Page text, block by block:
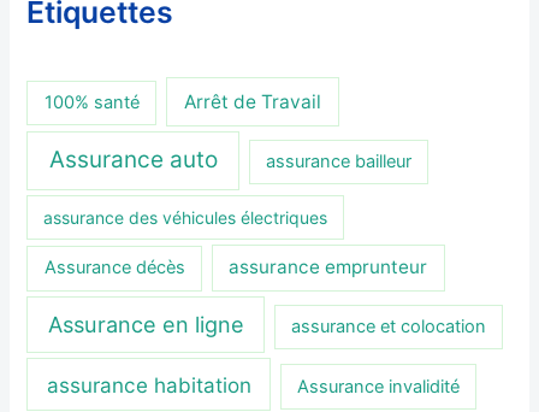
Étiquettes
100% santé Arrêt de Travail
Assurance auto assurance bailleur
assurance des véhicules électriques
Assurance décès assurance emprunteur
Assurance en ligne assurance et colocation
assurance habitation Assurance invalidité